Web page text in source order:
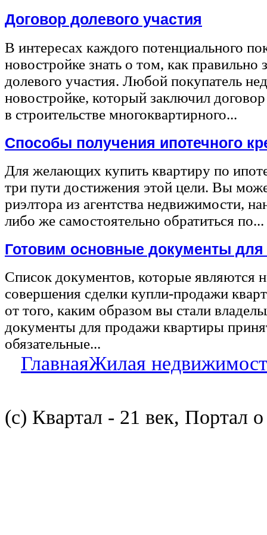
Договор долевого участия
В интересах каждого потенциального
новостройке знать о том, как правильно
долевого участия. Любой покупатель
новостройке, который заключил
в строительстве многоквартирного...
Способы получения ипотечного
Для желающих купить квартиру по
три пути достижения этой цели. Вы
риэлтора из агентства недвижимости,
либо же самостоятельно обратиться по...
Готовим основные документы
Список документов, которые являются
совершения сделки купли-продажи
от того, каким образом вы стали
документы для продажи квартиры
обязательные...
ГлавнаяЖилая
(с) Квартал - 21 век, Портал